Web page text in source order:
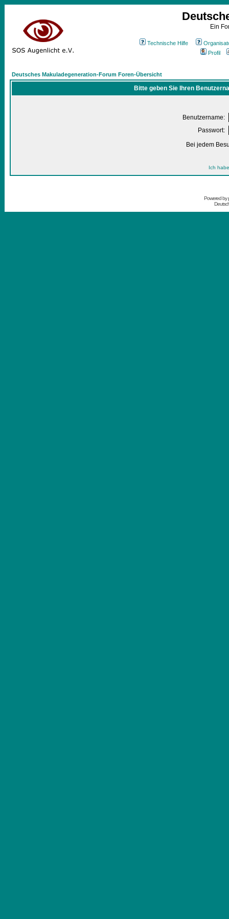
Ein
Technische Hilfe
Profil
Deutsches Makuladegeneration-Forum Foren-Übersicht
Bitte geben Sie Ihren
Benutzername:
Passwort:
Bei jedem
Ich
Powered by